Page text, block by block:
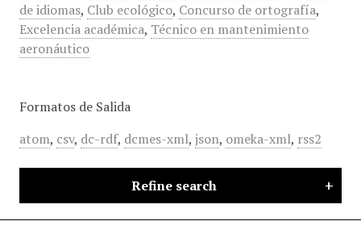
de idiomas, Club ecológico, Concurso de ortografía,
Excelencia académica, Técnico en mantenimiento
aeronáutico
Formatos de Salida
atom, csv, dc-rdf, dcmes-xml, json, omeka-xml, rss2
Refine search